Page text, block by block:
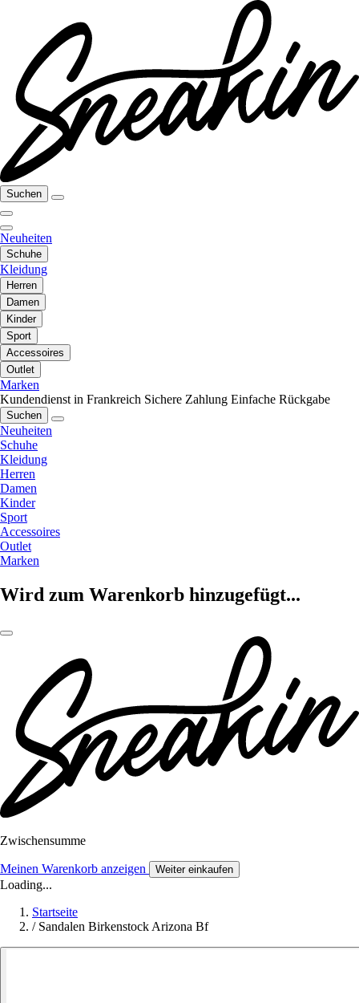
Suchen
Neuheiten
Schuhe
Kleidung
Herren
Damen
Kinder
Sport
Accessoires
Outlet
Marken
Kundendienst in Frankreich Sichere Zahlung Einfache Rückgabe
Suchen
Neuheiten
Schuhe
Kleidung
Herren
Damen
Kinder
Sport
Accessoires
Outlet
Marken
Wird zum Warenkorb hinzugefügt...
Zwischensumme
Meinen Warenkorb anzeigen Weiter einkaufen
Loading...
Startseite
/ Sandalen Birkenstock Arizona Bf